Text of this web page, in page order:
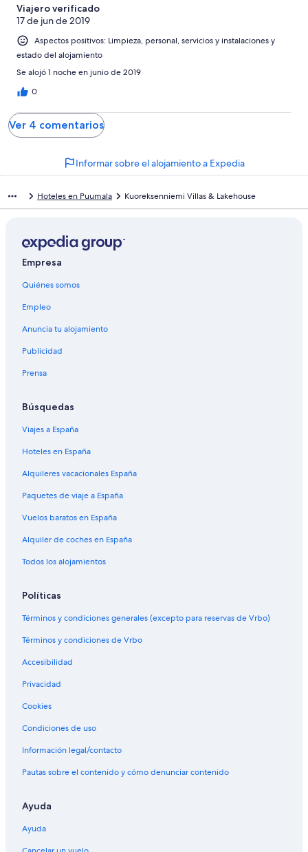
Viajero verificado
17 de jun de 2019
Aspectos positivos: Limpieza, personal, servicios y instalaciones y
estado del alojamiento
Se alojó 1 noche en junio de 2019
0
Ver 4 comentarios
Informar sobre el alojamiento a Expedia
Hoteles en Puumala Kuoreksenniemi Villas & Lakehouse
Empresa
Quiénes somos
Empleo
Anuncia tu alojamiento
Publicidad
Prensa
Búsquedas
Viajes a España
Hoteles en España
Alquileres vacacionales España
Paquetes de viaje a España
Vuelos baratos en España
Alquiler de coches en España
Todos los alojamientos
Políticas
Términos y condiciones generales (excepto para reservas de Vrbo)
Términos y condiciones de Vrbo
Accesibilidad
Privacidad
Cookies
Condiciones de uso
Información legal/contacto
Pautas sobre el contenido y cómo denunciar contenido
Ayuda
Ayuda